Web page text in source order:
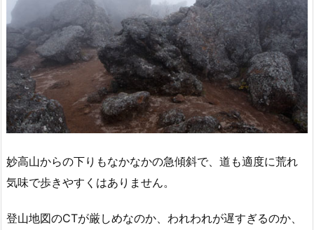
妙高山からの下りもなかなかの急傾斜で、道も適度に荒れ
気味で歩きやすくはありません。
登山地図のCTが厳しめなのか、われわれが遅すぎるのか、